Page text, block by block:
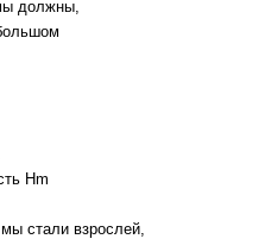
должны,
Hm
стали взрослей,